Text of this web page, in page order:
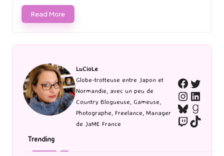
Read More
LuCioLe
Globe-trotteuse entre Japon et
Normandie, avec un peu de
Country Blogueuse, Gameuse,
Photographe, Freelance, Manager
de JaME France
Bluesky
TwitchTikTok
Trending